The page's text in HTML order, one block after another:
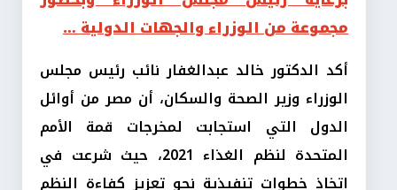
مجموعة من الوزراء والجهات الدولية …
أكد الدكتور خالد عبدالغفار نائب رئيس مجلس
الوزراء وزير الصحة والسكان، أن مصر من أوائل
الدول التي استجابت لمخرجات قمة الأمم
المتحدة لنظم الغذاء 2021، حيث شرعت في
اتخاذ خطوات تنفيذية نحو تعزيز كفاءة النظم